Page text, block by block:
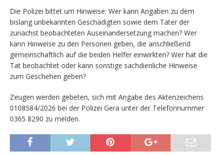
Die Polizei bittet um Hinweise: Wer kann Angaben zu dem
bislang unbekannten Geschädigten sowie dem Täter der
zunächst beobachteten Auseinandersetzung machen? Wer
kann Hinweise zu den Personen geben, die anschließend
gemeinschaftlich auf die beiden Helfer einwirkten? Wer hat die
Tat beobachtet oder kann sonstige sachdienliche Hinweise
zum Geschehen geben?
Zeugen werden gebeten, sich mit Angabe des Aktenzeichens
0108584/2026 bei der Polizei Gera unter der Telefonnummer
0365 8290 zu melden.